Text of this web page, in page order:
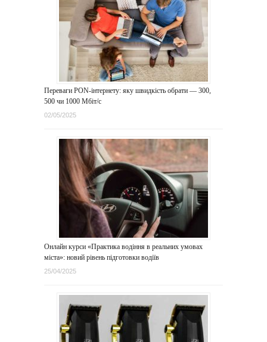
Переваги PON-інтернету: яку швидкість обрати — 300,
500 чи 1000 Мбіт/с
02/05/2025
Онлайн курси «Практика водіння в реальних умовах
міста»: новий рівень підготовки водіїв
25/04/2025